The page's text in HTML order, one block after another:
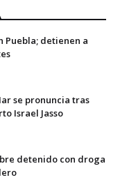
Puebla; detienen a
se pronuncia tras
Israel Jasso
detenido con droga